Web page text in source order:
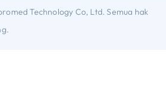
Technology Co, Ltd. Semua hak